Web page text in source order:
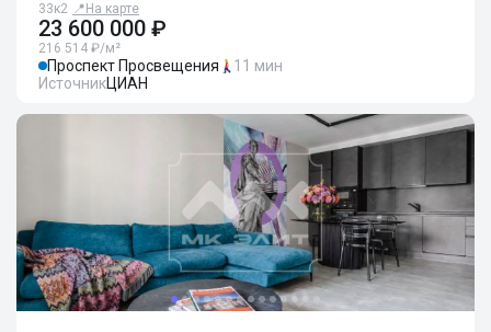
33к2 📍 На карте
23 600 000 ₽
216 514 ₽/м²
Проспект Просвещения
11 мин
ИсточникЦИАН